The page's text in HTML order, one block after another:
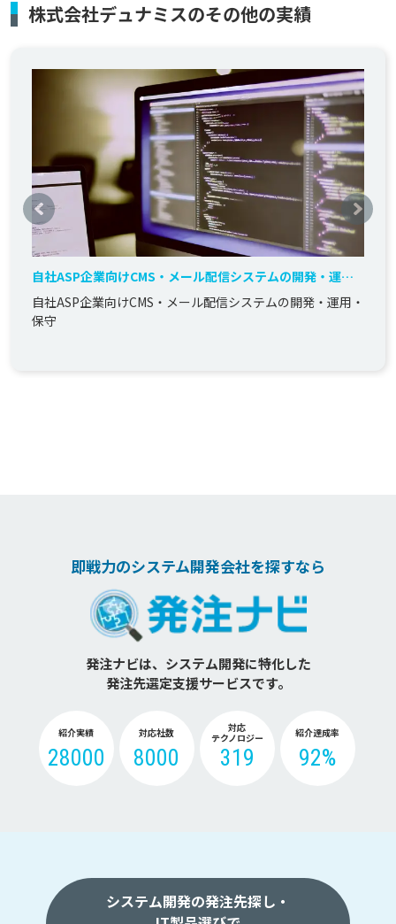
株式会社デュナミスのその他の実績
自社ASP企業向けCMS・メール配信システムの開発・運
用・保守
自社ASP企業向けCMS・メール配信システムの開発・運用・
保守
即戦力のシステム開発会社を探すなら
発注ナビは、システム開発に特化した
発注先選定支援サービスです。
紹介実績
28000
対応社数
8000
対応
テクノロジー
319
紹介達成率
92%
システム開発の発注先探し・